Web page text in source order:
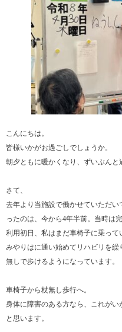
こんにちは。
皆様いかがお過ごしでしょうか。
朝夕ともに暖かくなり、ずいぶんと
さて、
去年より当施設で働かせていただ
ったのは、今から4年半前。当時は
利用初日、私はまだ車椅子に乗って
みやりはに通い始めてリハビリを
無しで歩けるようになっています。
車椅子から杖無し歩行へ。
身体に障害のある方なら、これが
と思います。